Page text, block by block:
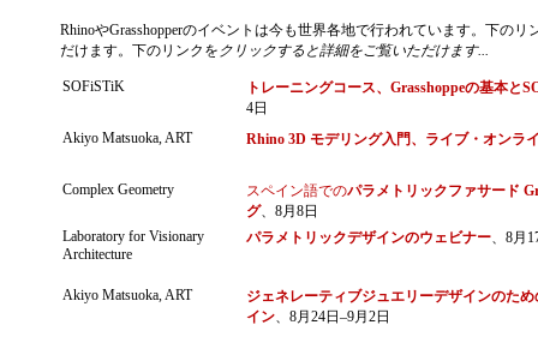
RhinoやGrasshopperのイベントは今も世界各地で行われています。下の
だけます。下のリンクを クリックすると詳細をご覧いただけます...
SOFiSTiK
トレーニングコース、Grasshoppeの基本と
4日
Akiyo Matsuoka, ART
Rhino 3D モデリング入門、ライブ・オンラ
Complex Geometry スペイン語でのパラメトリックファサード
グ、8月8日
Laboratory for Visionary
Architecture
パラメトリックデザインのウェビナー、8月
Akiyo Matsuoka, ART
ジェネレーティブジュエリーデザインのた
イン、8月24日–9月2日